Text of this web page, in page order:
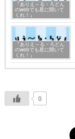
『ありえ～る・ろどん
のwebでも星に聞いて
くれ！』
『ありえ～る・ろどん
のwebでも星に聞いて
くれ！』
0